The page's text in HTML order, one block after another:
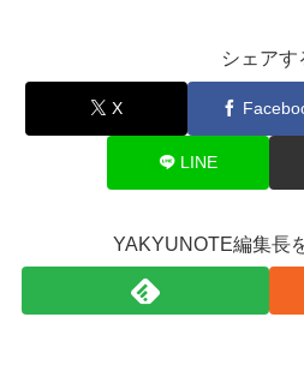
シェアす
X
LINE
YAKYUNOTE編集長